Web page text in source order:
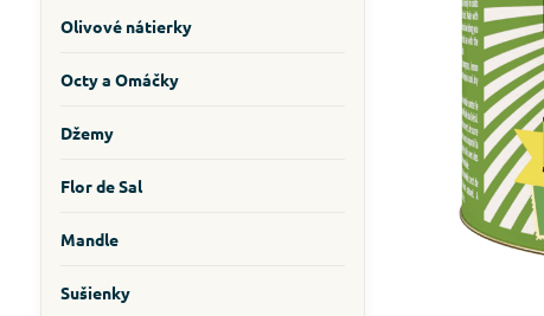
Olivové nátierky
Octy a Omáčky
Džemy
Flor de Sal
Mandle
Sušienky